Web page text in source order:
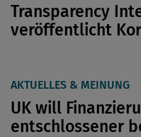
Transparency
veröffentlicht
AKTUELLES & MEINUNG
UK will
entschlossener